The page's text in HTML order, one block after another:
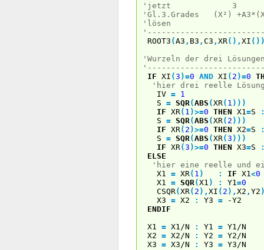
'jetzt 3
'Gl.3.Grades (X²)
'lösen
ROOT3 (A3 , B3 , C3 , XR( ) , XI ( )
'Wurzeln der drei
IF XI (3 )=0 AND XI ( 2 )=0
'hier drei reelle
IV = 1
S = SQR (ABS (XR( 1 ) ) )
IF XR( 1 )>=0 THEN X1 =S
S = SQR (ABS (XR( 2 ) ) )
IF XR( 2 )>=0 THEN X2=S
S = SQR (ABS (XR(3 ) ) )
IF XR(3 )>=0 THEN X3=S
ELSE
'hier eine reelle und
X1 = XR( 1 ) : IF X1 <0
X1 = SQR (X1 ) : Y1 =0
CSQR(XR( 2 ) , XI ( 2 ) , X2 , Y2
X3 = X2 : Y3 = -Y2
ENDIF
X1 = X1/N : Y1 = Y1/N
X2 = X2/N : Y2 = Y2/N
X3 = X3/N : Y3 = Y3/N